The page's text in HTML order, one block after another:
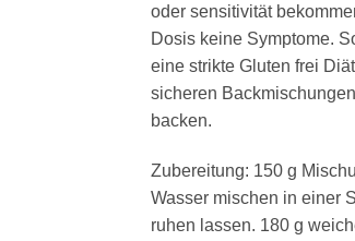
oder sensitivität
Dosis keine Symptome.
eine strikte Gluten frei
sicheren
backen.
Zubereitung: 150 g
Wasser mischen in einer
ruhen lassen. 180 g